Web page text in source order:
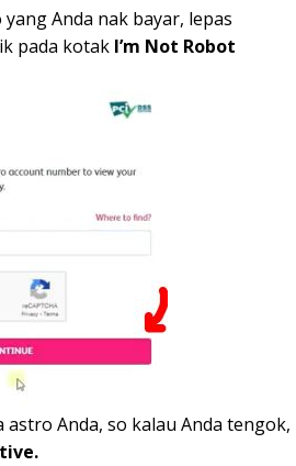
Anda nak bayar, lepas
pada kotak I’m Not Robot
Anda, so kalau Anda tengok,